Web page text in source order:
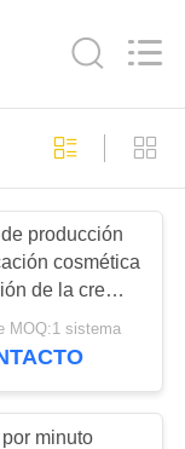
producción
cosmética
de la crema
la máquina del
MOQ:1 sistema
minuto